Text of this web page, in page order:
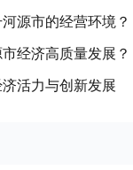
源市的经营环境？
经济高质量发展？
活力与创新发展